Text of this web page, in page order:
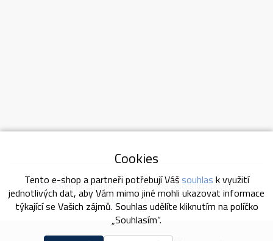
Obchodní podmínky
Ochrana osobních údajů
Reklamační podmínky
Cookies
Tento e-shop a partneři potřebují Váš souhlas k využití
jednotlivých dat, aby Vám mimo jiné mohli ukazovat informace
týkající se Vašich zájmů. Souhlas udělíte kliknutím na políčko
„Souhlasím“.